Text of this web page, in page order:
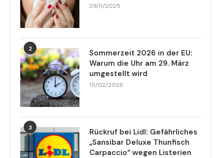
29/11/2025
2
Sommerzeit 2026 in der EU:
Warum die Uhr am 29. März
umgestellt wird
15/02/2026
3
Rückruf bei Lidl: Gefährliches
„Sansibar Deluxe Thunfisch
Carpaccio“ wegen Listerien